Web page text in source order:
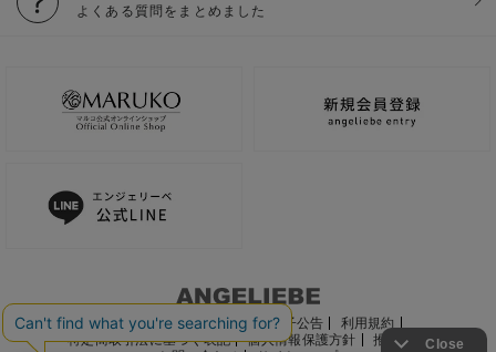
よくある質問をまとめました
ご利用ガイド 会社概要 電子公告
利用規約
特定商取引法に基づく表記
個人情報保護方針
推奨環境